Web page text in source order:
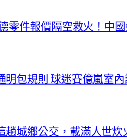
零件報價隔空救火！中
明包規則 球迷賽億嵐室
趟城鄉公交，載滿人世